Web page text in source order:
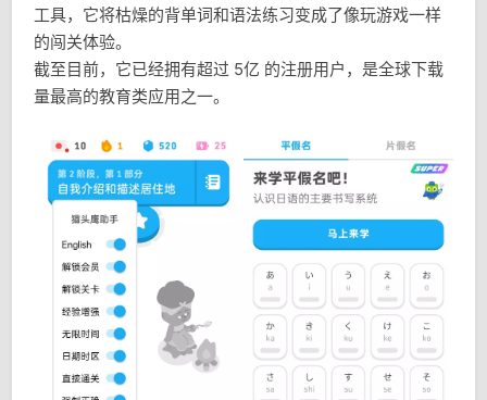
工具，它将枯燥的背单词和语法练习变成了像玩游戏一样
的闯关体验。
截至目前，它已经拥有超过 5亿 的注册用户，是全球下载
量最高的教育类应用之一。